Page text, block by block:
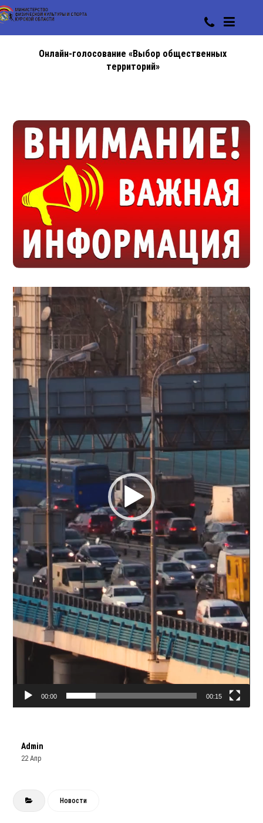
Онлайн-голосование «Выбор общественных
территорий»
Видеоплеер
00:00 00:15
Admin
22 Апр
Новости